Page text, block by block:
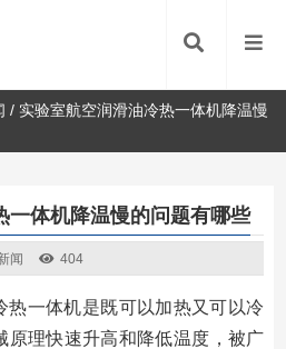
/ 实验室航空润滑油冷热一体机降温慢
一体机降温慢的问题有哪些
闻 404
热一体机是既可以加热又可以冷
原理快速升高和降低温度，被广